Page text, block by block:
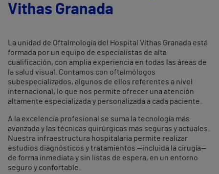
Vithas Granada
La unidad de Oftalmología del Hospital Vithas Granada está
formada por un equipo de especialistas de alta
cualificación, con amplia experiencia en todas las áreas de
la salud visual. Contamos con oftalmólogos
subespecializados, algunos de ellos referentes a nivel
internacional, lo que nos permite ofrecer una atención
altamente especializada y personalizada a cada paciente.
A la excelencia profesional se suma la tecnología más
avanzada y las técnicas quirúrgicas más seguras y actuales.
Nuestra infraestructura hospitalaria permite realizar
estudios diagnósticos y tratamientos —incluida la cirugía—
de forma inmediata y sin listas de espera, en un entorno
seguro y confortable.